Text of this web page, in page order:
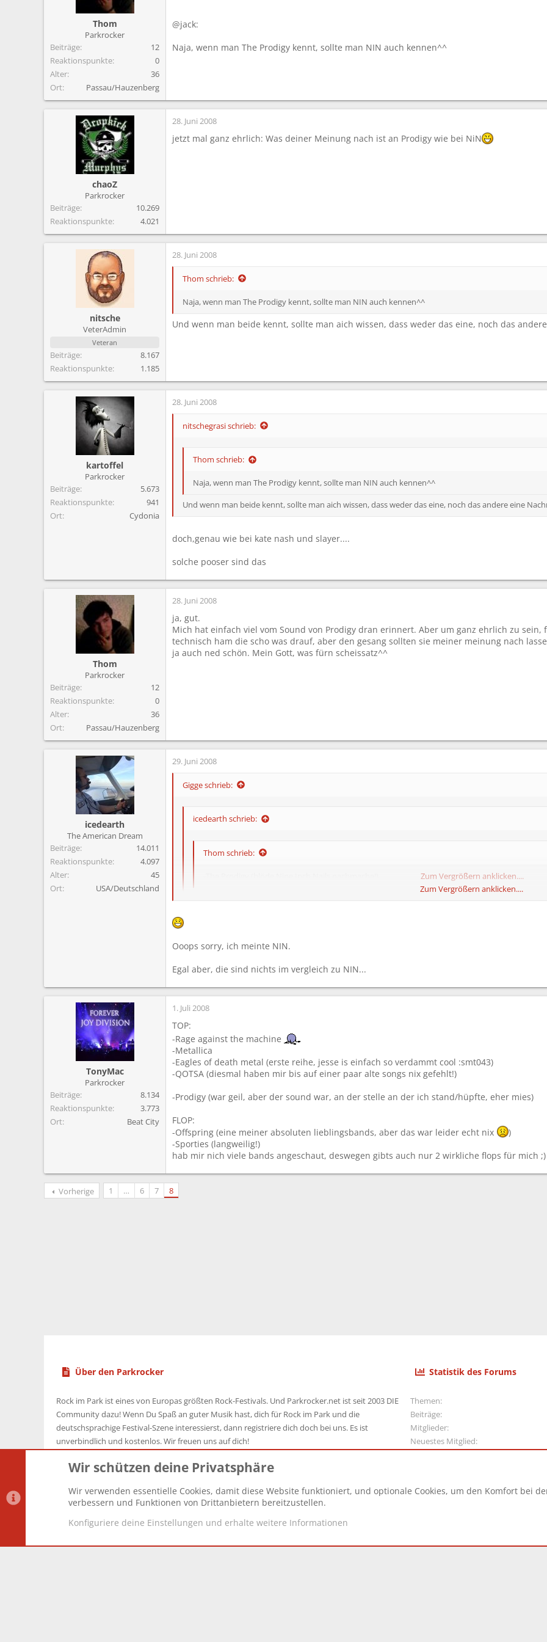
Thom
Parkrocker
Beiträge
12
Reaktionspunkte
0
Alter
36
Ort
Passau/Hauzenberg
@jack:
Naja, wenn man The Prodigy kennt, sollte man NIN auch kennen^^
chaoZ
Parkrocker
Beiträge
10.269
Reaktionspunkte
4.021
28. Juni 2008
jetzt mal ganz ehrlich: Was deiner Meinung nach ist an Prodigy wie bei NiN
nitsche
VeterAdmin
Veteran
Beiträge
8.167
Reaktionspunkte
1.185
28. Juni 2008
Thom schrieb:
Naja, wenn man The Prodigy kennt, sollte man NIN auch kennen^^
Und wenn man beide kennt, sollte man aich wissen, dass weder das eine, noch das
kartoffel
Parkrocker
Beiträge
5.673
Reaktionspunkte
941
Ort
Cydonia
28. Juni 2008
nitschegrasi schrieb:
Thom schrieb:
Naja, wenn man The Prodigy kennt, sollte man NIN auch kennen^^
Und wenn man beide kennt, sollte man aich wissen, dass weder das eine, noch das andere eine
doch,genau wie bei kate nash und slayer....
solche pooser sind das
Thom
Parkrocker
Beiträge
12
Reaktionspunkte
0
Alter
36
Ort
Passau/Hauzenberg
28. Juni 2008
ja, gut.
Mich hat einfach viel vom Sound von Prodigy dran erinnert. Aber um ganz ehrlich zu
technisch ham die scho was drauf, aber den gesang sollten sie meiner meinung nach
ja auch ned schön. Mein Gott, was fürn scheissatz^^
icedearth
The American Dream
Beiträge
14.011
Reaktionspunkte
4.097
Alter
45
Ort
USA/Deutschland
29. Juni 2008
Gigge schrieb:
icedearth schrieb:
Thom schrieb:
Zum Vergrößern anklicken....
Jetzt wird es immer abstruser :smt043
Zum Vergrößern anklicken....
Ooops sorry, ich meinte NIN.
Egal aber, die sind nichts im vergleich zu NIN...
TonyMac
Parkrocker
Beiträge
8.134
Reaktionspunkte
3.773
Ort
Beat City
1. Juli 2008
TOP:
-Rage against the machine
-Metallica
-Eagles of death metal (erste reihe, jesse is einfach so verdammt cool :smt043)
-QOTSA (diesmal haben mir bis auf einer paar alte songs nix gefehlt!)
-Prodigy (war geil, aber der sound war, an der stelle an der ich stand/hüpfte, eher mies)
FLOP:
-Offspring (eine meiner absoluten lieblingsbands, aber das war leider echt nix
)
-Sporties (langweilig!)
hab mir nich viele bands angeschaut, deswegen gibts auch nur 2 wirkliche flops für mich ;)
Vorherige 1 … 6 7 8
Über den Parkrocker
Rock im Park ist eines von Europas größten Rock-Festivals. Und Parkrocker.net ist seit 2003 DIE
Community dazu! Wenn Du Spaß an guter Musik hast, dich für Rock im Park und die
deutschsprachige Festival-Szene interessierst, dann registriere dich doch bei uns. Es ist
unverbindlich und kostenlos. Wir freuen uns auf dich!
Statistik des Forums
Themen
Beiträge
Mitglieder
Neuestes Mitglied
Datenschutz-Einstellungen PR Light Deutsch [Du]
Wir schützen deine Privatsphäre
Wir verwenden essentielle Cookies, damit diese Website funktioniert, und optionale Cookies, um den Komfort bei
verbessern und Funktionen von Drittanbietern bereitzustellen.
Konfiguriere deine Einstellungen und erhalte weitere Informationen